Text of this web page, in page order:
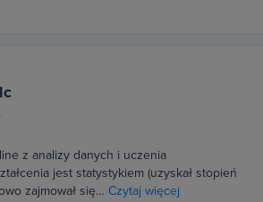
z analizy danych i uczenia
jest statystykiem (uzyskał stopień
zajmował się… Czytaj więcej